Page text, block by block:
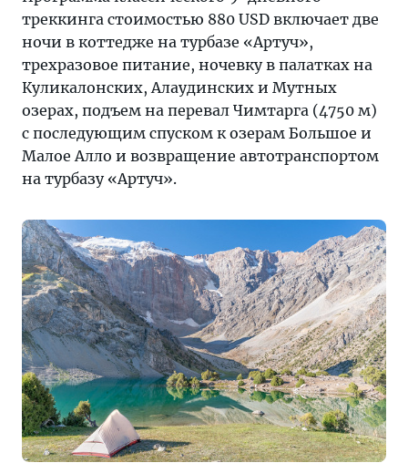
треккинга стоимостью 880 USD включает две
ночи в коттедже на турбазе «Артуч»,
трехразовое питание, ночевку в палатках на
Куликалонских, Алаудинских и Мутных
озерах, подъем на перевал Чимтарга (4750 м)
с последующим спуском к озерам Большое и
Малое Алло и возвращение автотранспортом
на турбазу «Артуч».